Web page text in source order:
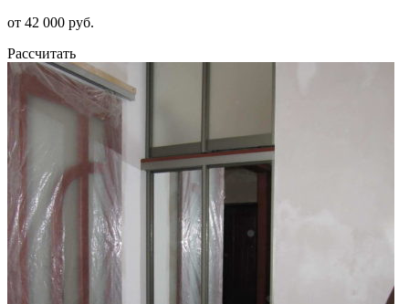
от 42 000 руб.
Рассчитать